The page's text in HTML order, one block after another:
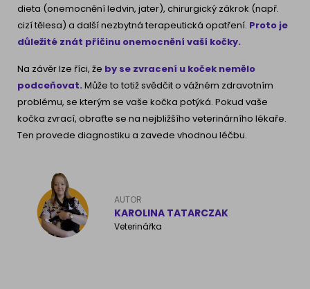
dieta (onemocnění ledvin, jater), chirurgický zákrok (např.
cizí tělesa) a další nezbytná terapeutická opatření. Proto je
důležité znát příčinu onemocnění vaší kočky.
Na závěr lze říci, že by se zvracení u koček nemělo
podceňovat. Může to totiž svědčit o vážném zdravotním
problému, se kterým se vaše kočka potýká. Pokud vaše
kočka zvrací, obraťte se na nejbližšího veterinárního lékaře.
Ten provede diagnostiku a zavede vhodnou léčbu.
AUTOR
KAROLINA TATARCZAK
Veterinářka